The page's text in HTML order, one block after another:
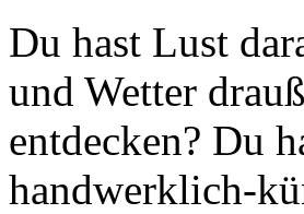
Du hast Lust
und Wetter
entdecken? Du
handwerklich-